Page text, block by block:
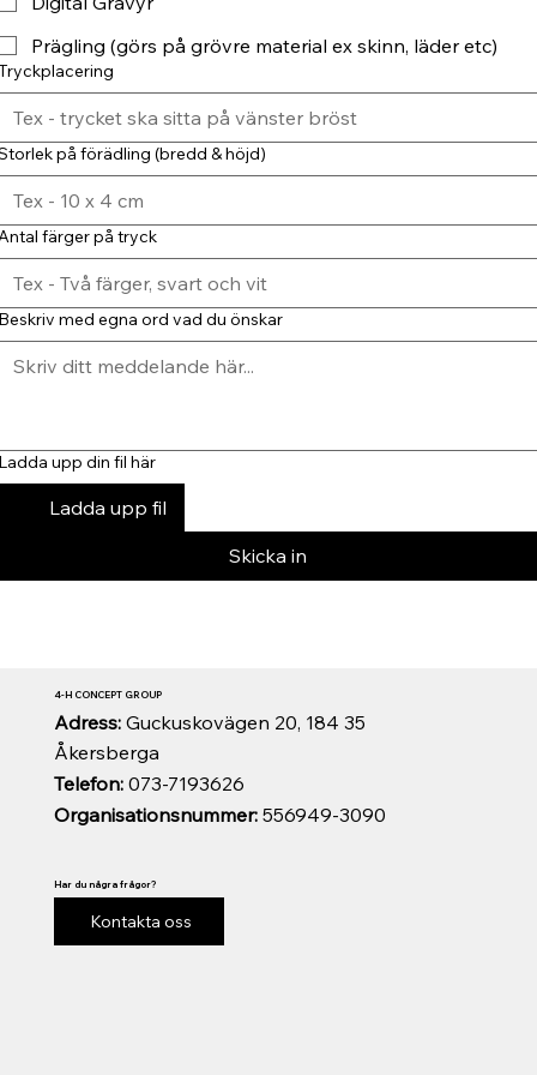
Prägling (görs på grövre material ex skinn, läder etc)
på förädling (bredd & höjd)
färger på tryck
med egna ord vad du önskar
upp din fil här
Ladda upp fil
Skicka in
Organisationsnummer:556949-3090
Telefon:073-7193626
Adress: Guckuskovägen 20, 184 35
Åkersberga
4-H CONCEPT GROUP
Har du några frågor?
Kontakta oss